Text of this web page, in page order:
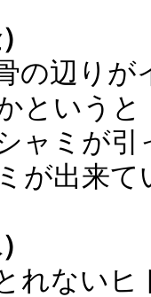
の辺りが
というと
ャミが引
が出来て
れないヒ